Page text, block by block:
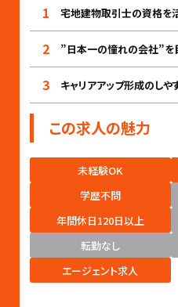
1 宅地建物取引士の資格を
2 ”日本一の憧れの会社”を
3 キャリアアップ形成のしや
この求人の魅力
未経験OK
学歴不問
年間休日120日以上
転勤なし
エージェント求人